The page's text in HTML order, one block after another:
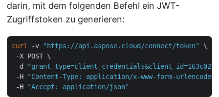
darin, mit dem folgenden Befehl ein JWT-
Zugriffstoken zu generieren:
curl -v "https://api.aspose.cloud/connect/token"
\
-X POST \
-d
-H
"Content-Type: application/x-www-form-urlencoded"
-H
"Accept: application/json"